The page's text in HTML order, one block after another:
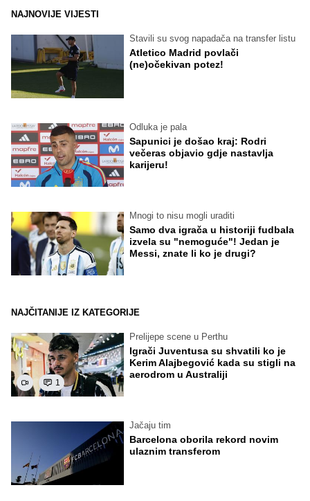
NAJNOVIJE VIJESTI
Stavili su svog napadača na transfer listu
Atletico Madrid povlači
(ne)očekivan potez!
Odluka je pala
Sapunici je došao kraj: Rodri
večeras objavio gdje nastavlja
karijeru!
Mnogi to nisu mogli uraditi
Samo dva igrača u historiji fudbala
izvela su "nemoguće"! Jedan je
Messi, znate li ko je drugi?
NAJČITANIJE IZ KATEGORIJE
1
Prelijepe scene u Perthu
Igrači Juventusa su shvatili ko je
Kerim Alajbegović kada su stigli na
aerodrom u Australiji
Jačaju tim
Barcelona oborila rekord novim
ulaznim transferom